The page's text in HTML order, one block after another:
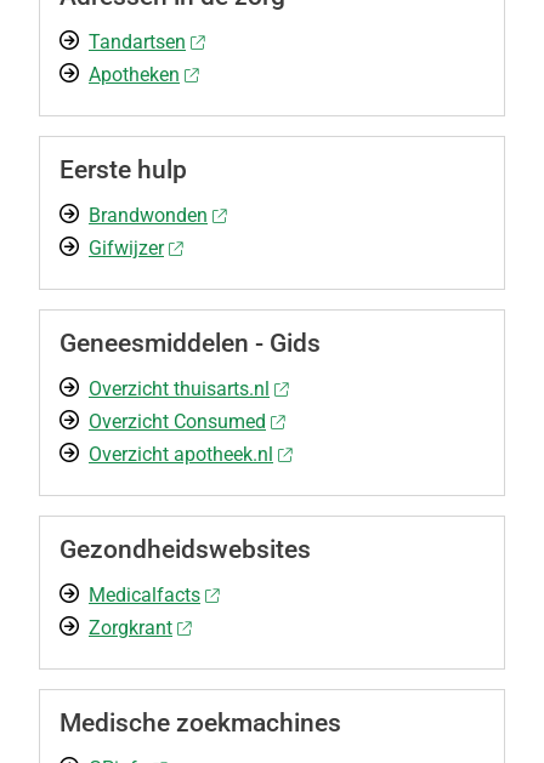
Tandartsen
Apotheken
Eerste hulp
Brandwonden
Gifwijzer
Geneesmiddelen - Gids
Overzicht thuisarts.nl
Overzicht Consumed
Overzicht apotheek.nl
Gezondheidswebsites
Medicalfacts
Zorgkrant
Medische zoekmachines